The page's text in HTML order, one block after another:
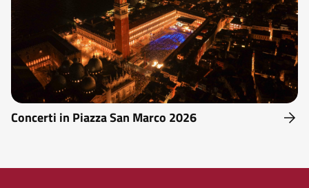
Concerti in Piazza San Marco 2026